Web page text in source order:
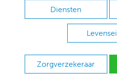
Diensten
Zorgverzekeraar